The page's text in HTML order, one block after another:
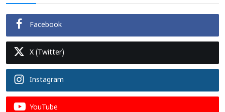
Facebook
X (Twitter)
Instagram
YouTube